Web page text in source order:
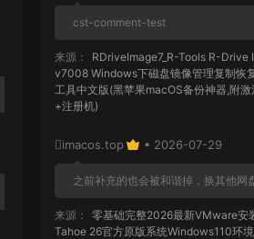
cst-comment-test
来源：
RDriveImage7_R-Tools R-Drive
v7008 Windows下磁盘镜像管理复制恢
工具中文版(黑苹果macOS备份神器,附激
+注册机)
imacos.top • 2026-07-29
之前补充的也会被和谐掉，换其他网
来源：
零基础完整2026最新VMware安
Tahoe 26官方原版系统Windows110环